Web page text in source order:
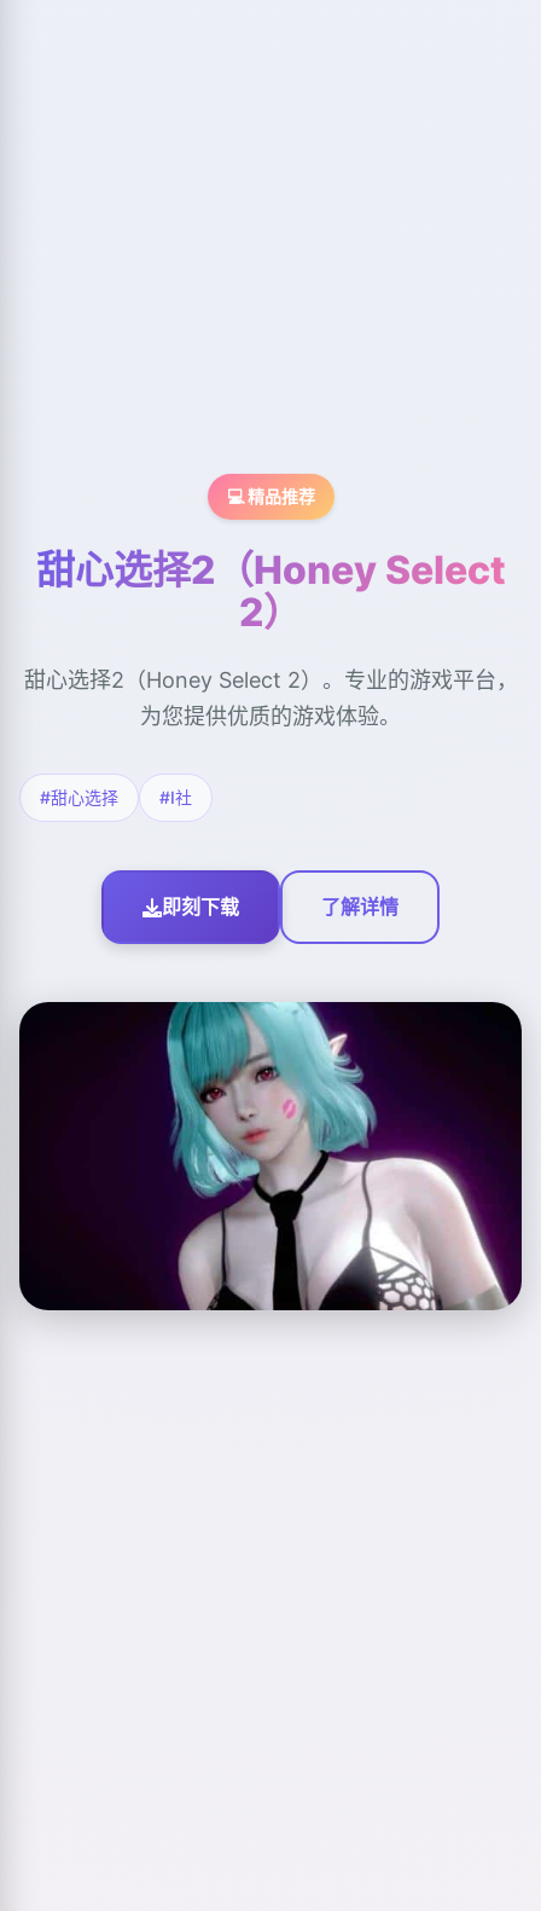
💻 精品推荐
甜心选择2（Honey Select
2）
甜心选择2（Honey Select 2）。专业的游戏平台，
为您提供优质的游戏体验。
#甜心选择 #I社
即刻下载 了解详情